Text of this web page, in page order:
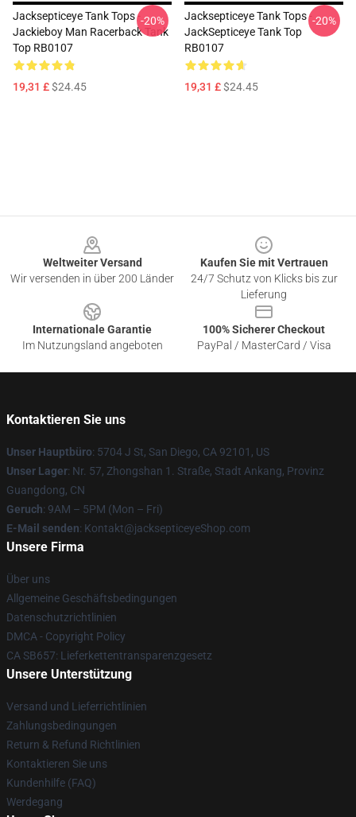
Jacksepticeye Tank Tops -
Jackieboy Man Racerback Tank
Top RB0107
19,31 £$24.45
-20%
Jacksepticeye Tank Tops -
JackSepticeye Tank Top
RB0107
19,31 £$24.45
-20%
Weltweiter Versand
Wir versenden in über 200 Länder
Kaufen Sie mit Vertrauen
24/7 Schutz von Klicks bis zur
Lieferung
Internationale Garantie
Im Nutzungsland angeboten
100% Sicherer Checkout
PayPal / MasterCard / Visa
Kontaktieren Sie uns
Unser Hauptbüro: 5704 J St, San Diego, CA 92101, US
Unser Lager: Nr. 57, Zhongshan 1. Straße, Stadt Ankang, Provinz
Guangdong, CN
Geruch: 9AM – 5PM (Mon – Fri)
E-Mail senden: Kontakt@jacksepticeyeShop.com
Unsere Firma
Über uns
Allgemeine Geschäftsbedingungen
Datenschutzrichtlinien
DMCA - Copyright Policy
CA SB657: Lieferkettentransparenzgesetz
Unsere Unterstützung
Versand und Lieferrichtlinien
Zahlungsbedingungen
Return & Refund Richtlinien
Kontaktieren Sie uns
Kundenhilfe (FAQ)
Werdegang